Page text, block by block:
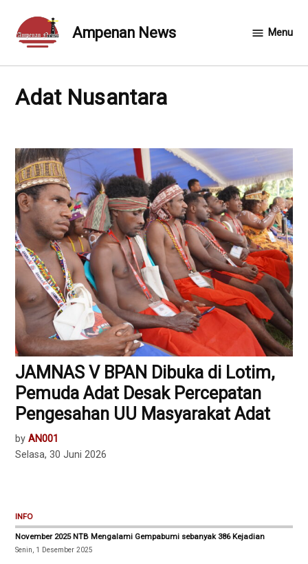
content
Ampenan News Menu
Adat Nusantara
JAMNAS V BPAN Dibuka di Lotim,
Pemuda Adat Desak Percepatan
Pengesahan UU Masyarakat Adat
by AN001
Selasa, 30 Juni 2026
INFO
November 2025 NTB Mengalami Gempabumi sebanyak 386 Kejadian
Senin, 1 Desember 2025